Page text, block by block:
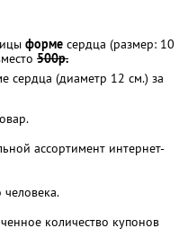
форме сердца (размер: 10
500р.
сердца (диаметр 12 см.) за
ассортимент интернет-
количество купонов